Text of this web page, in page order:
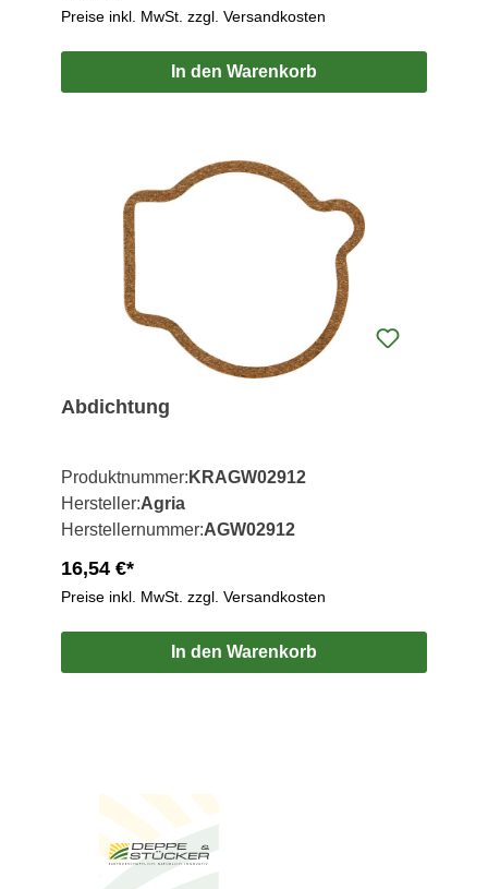
Preise inkl. MwSt. zzgl. Versandkosten
In den Warenkorb
Abdichtung
Produktnummer: KRAGW02912
Hersteller:Agria
Herstellernummer:AGW02912
16,54 €*
Preise inkl. MwSt. zzgl. Versandkosten
In den Warenkorb